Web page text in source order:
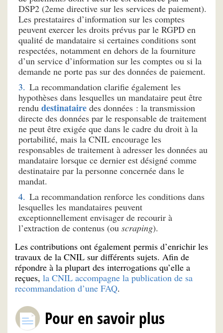
DSP2 (2eme directive sur les services de paiement).
Les prestataires d’information sur les comptes
peuvent exercer les droits prévus par le RGPD en
qualité de mandataire si certaines conditions sont
respectées, notamment en dehors de la fourniture
d’un service d’information sur les comptes ou si la
demande ne porte pas sur des données de paiement.
La recommandation clarifie également les
hypothèses dans lesquelles un mandataire peut être
rendu destinataire des données : la transmission
directe des données par le responsable de traitement
ne peut être exigée que dans le cadre du droit à la
portabilité, mais la CNIL encourage les
responsables de traitement à adresser les données au
mandataire lorsque ce dernier est désigné comme
destinataire par la personne concernée dans le
mandat.
La recommandation renforce les conditions dans
lesquelles les mandataires peuvent
exceptionnellement envisager de recourir à
l’extraction de contenus (ou scraping).
Les contributions ont également permis d’enrichir les
travaux de la CNIL sur différents sujets. Afin de
répondre à la plupart des interrogations qu’elle a
reçues, la CNIL accompagne la publication de sa
recommandation d’une FAQ.
Pour en savoir plus